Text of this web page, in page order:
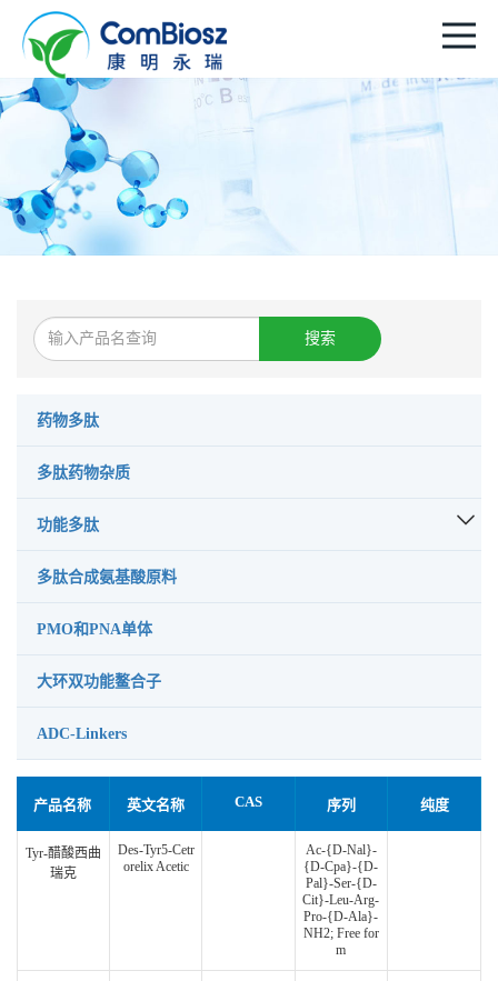
搜索
药物多肽
多肽药物杂质
功能多肽
多肽合成氨基酸原料
PMO和PNA单体
大环双功能鳌合子
ADC-Linkers
产品名称 英文名称 CAS 序列 纯度
Tyr-醋酸西曲
瑞克
Des-Tyr5-Cetr
orelix Acetic
Ac-{D-Nal}-
{D-Cpa}-{D-
Pal}-Ser-{D-
Cit}-Leu-Arg-
Pro-{D-Ala}-
NH2; Free for
m